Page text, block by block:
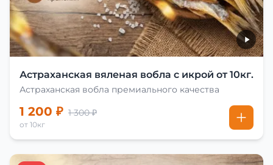
Астраханская вяленая вобла с икрой от 10кг.
Астраханская вобла премиального качества
1 200 ₽ 1 300 ₽
от 10кг